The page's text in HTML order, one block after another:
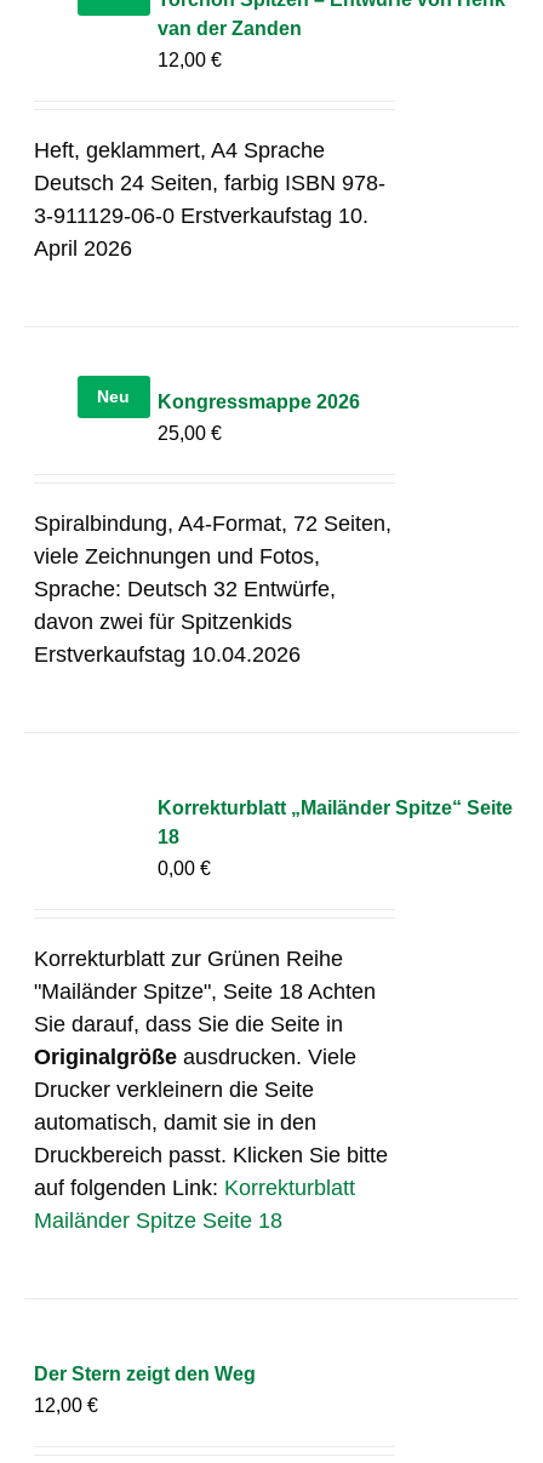
van der Zanden
12,00€
Heft, geklammert, A4 Sprache
Deutsch 24 Seiten, farbig ISBN 978-
3-911129-06-0 Erstverkaufstag 10.
April 2026
Neu
Kongressmappe 2026
25,00€
Spiralbindung, A4-Format, 72 Seiten,
viele Zeichnungen und Fotos,
Sprache: Deutsch 32 Entwürfe,
davon zwei für Spitzenkids
Erstverkaufstag 10.04.2026
Korrekturblatt „Mailänder Spitze“ Seite
18
0,00€
Korrekturblatt zur Grünen Reihe
"Mailänder Spitze", Seite 18 Achten
Sie darauf, dass Sie die Seite in
Originalgröße ausdrucken. Viele
Drucker verkleinern die Seite
automatisch, damit sie in den
Druckbereich passt. Klicken Sie bitte
auf folgenden Link: Korrekturblatt
Mailänder Spitze Seite 18
Der Stern zeigt den Weg
12,00€